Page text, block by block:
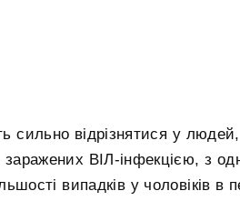
сильно відрізнятися у людей,
ВІЛ-інфекцією, з
випадків у чоловіків в